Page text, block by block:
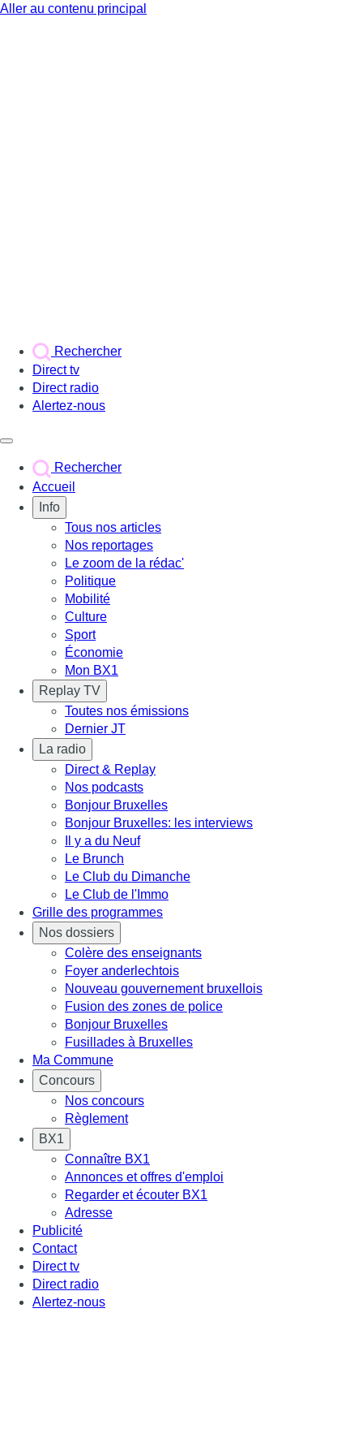
Aller au contenu principal
Rechercher
Direct tv
Direct radio
Alertez-nous
Rechercher
Accueil
Info
Tous nos articles
Nos reportages
Le zoom de la rédac'
Politique
Mobilité
Culture
Sport
Économie
Mon BX1
Replay TV
Toutes nos émissions
Dernier JT
La radio
Direct & Replay
Nos podcasts
Bonjour Bruxelles
Bonjour Bruxelles: les interviews
Il y a du Neuf
Le Brunch
Le Club du Dimanche
Le Club de l'Immo
Grille des programmes
Nos dossiers
Colère des enseignants
Foyer anderlechtois
Nouveau gouvernement bruxellois
Fusion des zones de police
Bonjour Bruxelles
Fusillades à Bruxelles
Ma Commune
Concours
Nos concours
Règlement
BX1
Connaître BX1
Annonces et offres d'emploi
Regarder et écouter BX1
Adresse
Publicité
Contact
Direct tv
Direct radio
Alertez-nous